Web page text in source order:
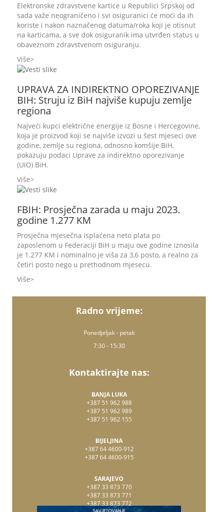
Elektronske zdravstvene kartice u Republici Srpskoj od
sada važe neograničeno i svi osiguranici će moći da ih
koriste i nakon naznačenog datuma/roka koji je otisnut
na karticama, a sve dok osiguranik ima utvrđen status u
obaveznom zdravstvenom osiguranju.
Više
UPRAVA ZA INDIREKTNO OPOREZIVANJE
BIH: Struju iz BiH najviše kupuju zemlje
regiona
Najveći kupci električne energije iz Bosne i Hercegovine,
koja je proizvod koji se najviše izvozi u šest mjeseci ove
godine, zemlje su regiona, odnosno komšije BiH,
pokazuju podaci Uprave za indirektno oporezivanje
(UIO) BiH.
Više
FBIH: Prosječna zarada u maju 2023.
godine 1.277 KM
Prosječna mjesečna isplaćena neto plata po
zaposlenom u Federaciji BiH u maju ove godine iznosila
je 1.277 KM i nominalno je viša za 3,6 posto, a realno za
četiri posto nego u prethodnom mjesecu.
Više
Radno vrijeme:
Ponedjeljak - petak
7:30 - 15:30
Kontaktirajte nas:
BANJA LUKA
+387 51 962 988
+387 51 962 989
+387 51 962 155
BIJELJINA
+387 64 4600-912
+387 64 4600-915
SARAJEVO
+387 33 873 770
+387 33 873 771
+387 33 873 772